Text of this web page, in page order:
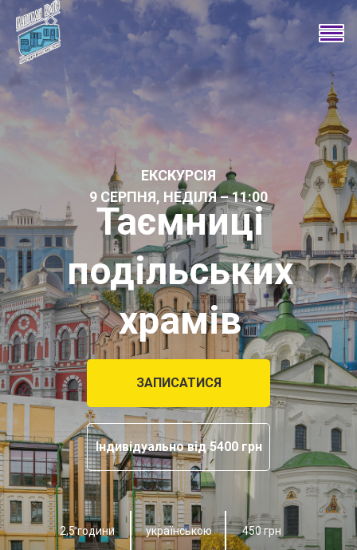
ЕКСКУРСІЯ
9 СЕРПНЯ, НЕДІЛЯ – 11:00
Таємниці
подільських
храмів
ЗАПИСАТИСЯ
Індивідуально від 5400 грн
українською
2,5 години 450 грн